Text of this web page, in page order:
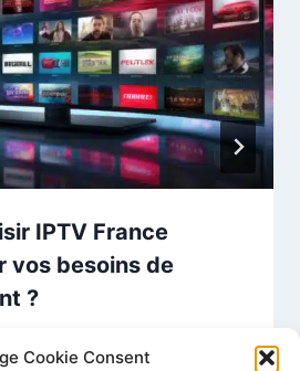
Cookie Consent
IPTV France
vos besoins de
?